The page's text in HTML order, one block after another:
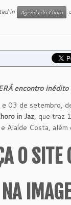
in Agenda do Choro
encontro
03 de setembro,
in Jaz, que traz
Alaíde Costa,
O